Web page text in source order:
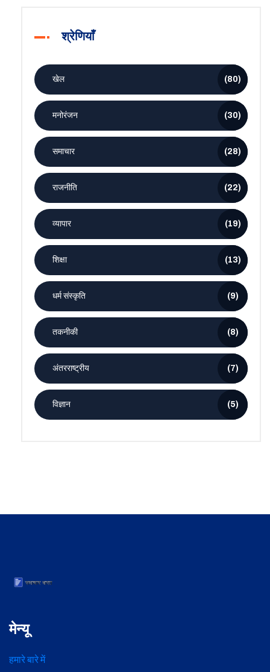
श्रेणियाँ
खेल (80)
मनोरंजन (30)
समाचार (28)
राजनीति (22)
व्यापार (19)
शिक्षा (13)
धर्म संस्कृति (9)
तकनीकी (8)
अंतरराष्ट्रीय (7)
विज्ञान (5)
मेन्यू
हमारे बारे में